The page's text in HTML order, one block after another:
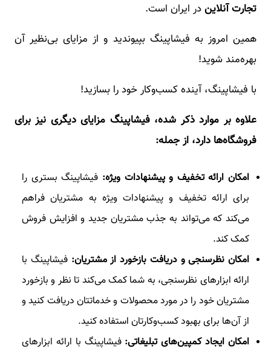
تجارت آنلایندر ایران است.
همین امروز به فیشاپینگ بپیوندید و از مزایای بی‌نظیر آن
بهره‌مند شوید!
با فیشاپینگ، آینده کسب‌وکار خود را بسازید!
علاوه بر موارد ذکر شده، فیشاپینگ مزایای دیگری نیز برای
فروشگاه‌ها دارد، از جمله:
امکان ارائه تخفیف و پیشنهادات ویژه: فیشاپینگ بستری را
برای ارائه تخفیف و پیشنهادات ویژه به مشتریان فراهم
می‌کند که می‌تواند به جذب مشتریان جدید و افزایش فروش
کمک کند.
امکان نظرسنجی و دریافت بازخورد از مشتریان: فیشاپینگ با
ارائه ابزارهای نظرسنجی، به شما کمک می‌کند تا نظر و بازخورد
مشتریان خود را در مورد محصولات و خدماتتان دریافت کنید و
از آن‌ها برای بهبود کسب‌وکارتان استفاده کنید.
امکان ایجاد کمپین‌های تبلیغاتی: فیشاپینگ با ارائه ابزارهای